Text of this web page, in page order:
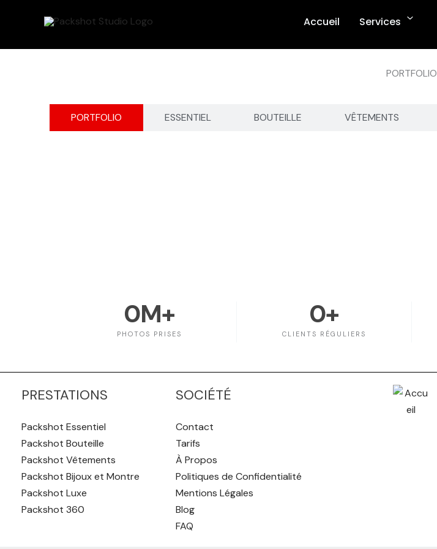
Accueil Services
PORTFOLIO
PORTFOLIO ESSENTIEL BOUTEILLE VÊTEMENTS
PHOTOS PRISES
0M+
CLIENTS RÉGULIERS
0+
PRESTATIONS
Packshot Essentiel
Packshot Bouteille
Packshot Vêtements
Packshot Bijoux et Montre
Packshot Luxe
Packshot 360
SOCIÉTÉ
Contact
Tarifs
À Propos
Politiques de Confidentialité
Mentions Légales
Blog
FAQ